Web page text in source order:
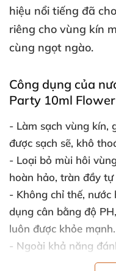
hiệu nổi tiếng đã
riêng cho vùng kín
cùng ngọt ngào.
Công dụng của
Party 10ml
- Làm sạch vùng kín,
được sạch sẽ, khô
- Loại bỏ mùi hôi
hoàn hảo, tràn đầy tự
- Không chỉ thế, nước
dụng cân bằng độ PH
luôn được khỏe mạnh.
- Ngoài khả năng
này còn giúp ngăn